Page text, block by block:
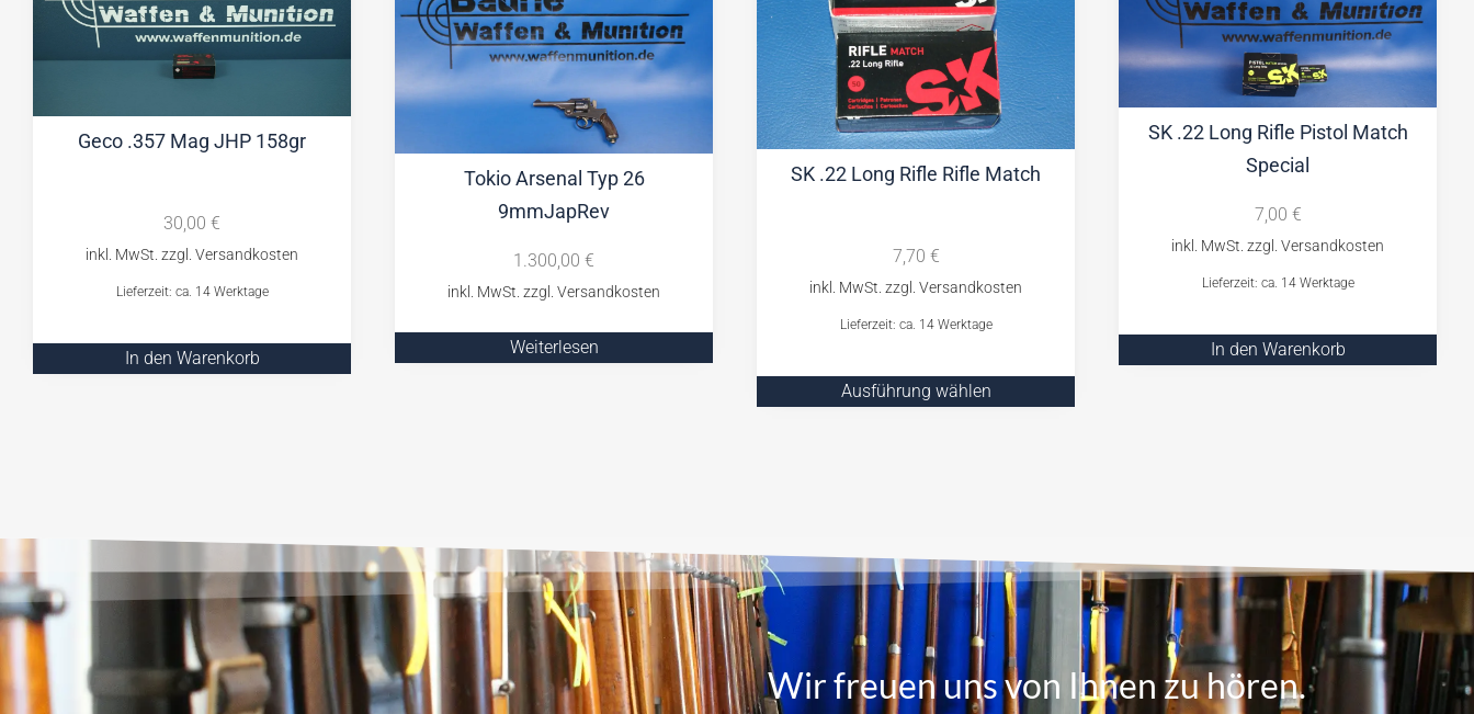
Geco .357 Mag JHP 158gr
30,00 €
Lieferzeit: ca. 14 Werktage
In den Warenkorb
Tokio Arsenal Typ 26
9mmJapRev
1.300,00 €
Weiterlesen
SK .22 Long Rifle Rifle Match
7,70 €
Lieferzeit: ca. 14 Werktage
Ausführung wählen
SK .22 Long Rifle Pistol Match
Special
7,00 €
Lieferzeit: ca. 14 Werktage
In den Warenkorb
Wir freuen uns von Ihnen zu hören.